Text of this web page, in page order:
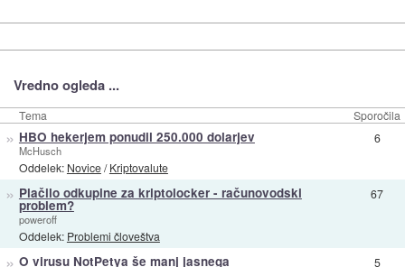
Vredno ogleda ...
Tema Sporočila
» HBO hekerjem ponudil 250.000 dolarjev
McHusch
Oddelek: Novice/Kriptovalute
6
» Plačilo odkupine za kriptolocker - računovodski
problem?
poweroff
Oddelek: Problemi človeštva
67
» O virusu NotPetya še manj jasnega 5